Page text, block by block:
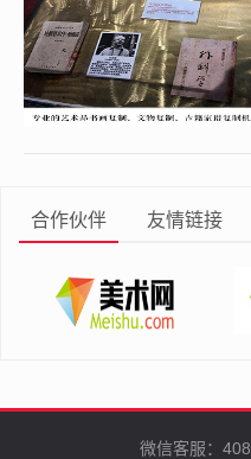
合作伙伴 友情链接
微信客服：